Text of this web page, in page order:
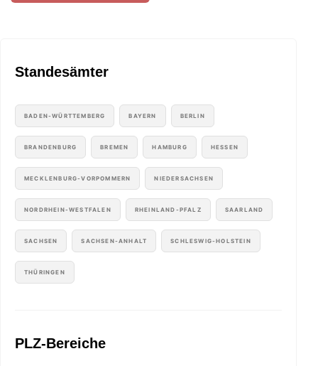
Standesämter
BADEN-WÜRTTEMBERG BAYERN BERLIN
BRANDENBURG BREMEN HAMBURG HESSEN
MECKLENBURG-VORPOMMERN NIEDERSACHSEN
NORDRHEIN-WESTFALEN RHEINLAND-PFALZ SAARLAND
SACHSEN SACHSEN-ANHALT SCHLESWIG-HOLSTEIN
THÜRINGEN
PLZ-Bereiche